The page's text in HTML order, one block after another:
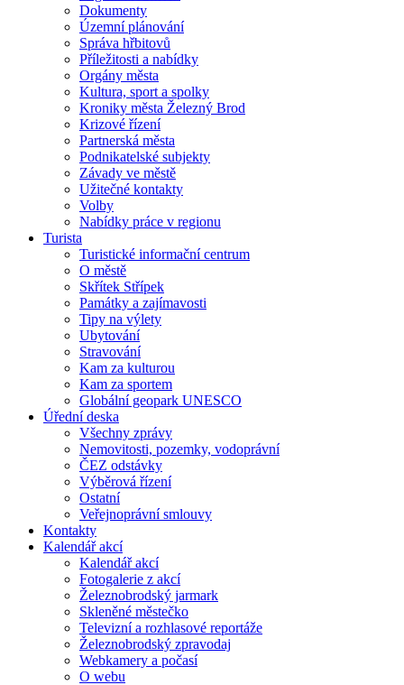
Dokumenty
Územní plánování
Správa hřbitovů
Příležitosti a nabídky
Orgány města
Kultura, sport a spolky
Kroniky města Železný Brod
Krizové řízení
Partnerská města
Podnikatelské subjekty
Závady ve městě
Užitečné kontakty
Volby
Nabídky práce v regionu
Turista
Turistické informační centrum
O městě
Skřítek Střípek
Památky a zajímavosti
Tipy na výlety
Ubytování
Stravování
Kam za kulturou
Kam za sportem
Globální geopark UNESCO
Úřední deska
Všechny zprávy
Nemovitosti, pozemky, vodoprávní
ČEZ odstávky
Výběrová řízení
Ostatní
Veřejnoprávní smlouvy
Kontakty
Kalendář akcí
Kalendář akcí
Fotogalerie z akcí
Železnobrodský jarmark
Skleněné městečko
Televizní a rozhlasové reportáže
Železnobrodský zpravodaj
Webkamery a počasí
O webu